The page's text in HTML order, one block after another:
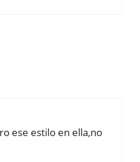
ese estilo en ella,no